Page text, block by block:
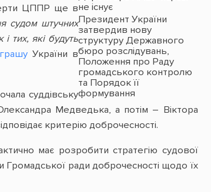
не існує
Президент України
затвердив нову
структуру Державного
бюро розслідувань,
Положення про Раду
громадського контролю
та Порядок її
формування
Парламентський комітет
не відхилив
законопроекти, які
кількість осіб, що
тримаються в місцях
несвободи
ЦППР ще в
судом штучних
тих, які будуть
України в
суддівську
Медведька, а потім – Віктора
критерію доброчесності.
має розробити стратегію судової
Громадської ради доброчесності щодо їх